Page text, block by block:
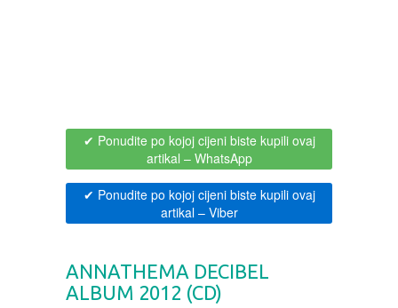
DRAMA
DUH I TELO
EDUKATIVNI
100% PRIRODNO
✔ Ponudite po kojoj cijeni biste kupili ovaj
artikal – WhatsApp
✔ Ponudite po kojoj cijeni biste kupili ovaj
artikal– Viber
ANNATHEMA DECIBEL
ALBUM 2012 (CD)